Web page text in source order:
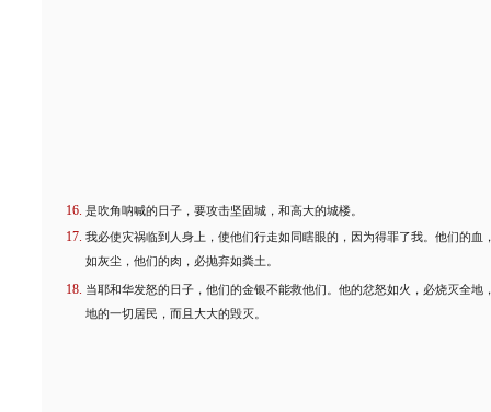
是吹角呐喊的日子，要攻击坚固城，和高大的城楼。
我必使灾祸临到人身上，使他们行走如同瞎眼的，因为得罪了我。他们的血
如灰尘，他们的肉，必抛弃如粪土。
当耶和华发怒的日子，他们的金银不能救他们。他的忿怒如火，必烧灭全地
地的一切居民，而且大大的毁灭。